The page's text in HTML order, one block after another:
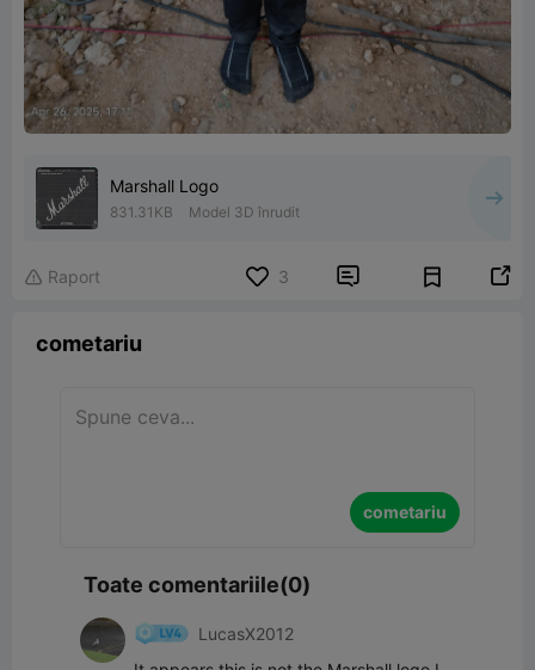
Marshall Logo
831.31KB Model 3D înrudit
 Raport 3  
cometariu
cometariu
Toate comentariile(0)
LucasX2012